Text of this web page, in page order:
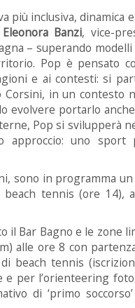
più inclusiva, dinamica e
Eleonora Banzi, vice-
– superando
Pop è pensato
e ai contesti: si
in un contesto
evolvere portarlo
Pop si svilupperà
approccio: uno sport
sono in programma
tennis (ore 14),
il Bar Bagno e le zone
alle ore 8 con
beach tennis
e per l’orienteering
di ‘primo